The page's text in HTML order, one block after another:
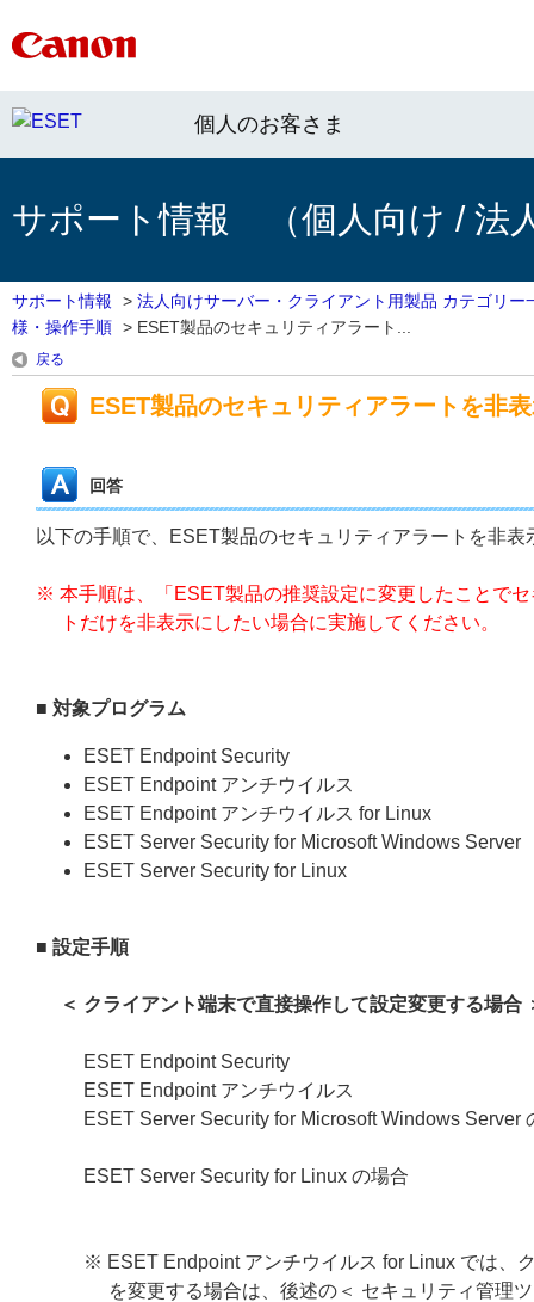
個人のお客さま
サポート情報 （個人向け / 法
サポート情報 > 法人向けサーバー・クライアント用製品 カテゴリー
様・操作手順 > ESET製品のセキュリティアラート...
戻る
ESET製品のセキュリティアラートを非
回答
以下の手順で、ESET製品のセキュリティアラートを非
※ 本手順は、「ESET製品の推奨設定に変更したことで
トだけを非表示にしたい場合に実施してください。
■ 対象プログラム
ESET Endpoint Security
ESET Endpoint アンチウイルス
ESET Endpoint アンチウイルス for Linux
ESET Server Security for Microsoft Windows Server
ESET Server Security for Linux
■ 設定手順
＜ クライアント端末で直接操作して設定変更する場合
ESET Endpoint Security
ESET Endpoint アンチウイルス
ESET Server Security for Microsoft Windows Server
ESET Server Security for Linux の場合
※ ESET Endpoint アンチウイルス for Linux では、
を変更する場合は、後述の＜ セキュリティ管理